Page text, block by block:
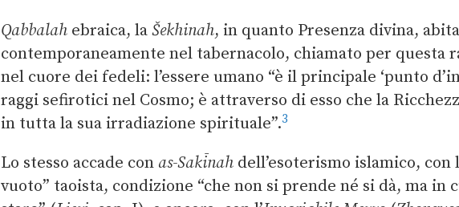
Qabbalah ebraica, laŠekhinah, in quanto Presenza divina,
contemporaneamente nel tabernacolo, chiamato per questa
nel cuore dei fedeli: l’essere umano “è il principale ‘punto
raggi sefirotici nel Cosmo; è attraverso di esso che la
in tutta la sua irradiazione spirituale”.3
Lo stesso accade con as-Sakīnah dell’esoterismo islamico, con
vuoto” taoista, condizione “che non si prende né si dà, ma in